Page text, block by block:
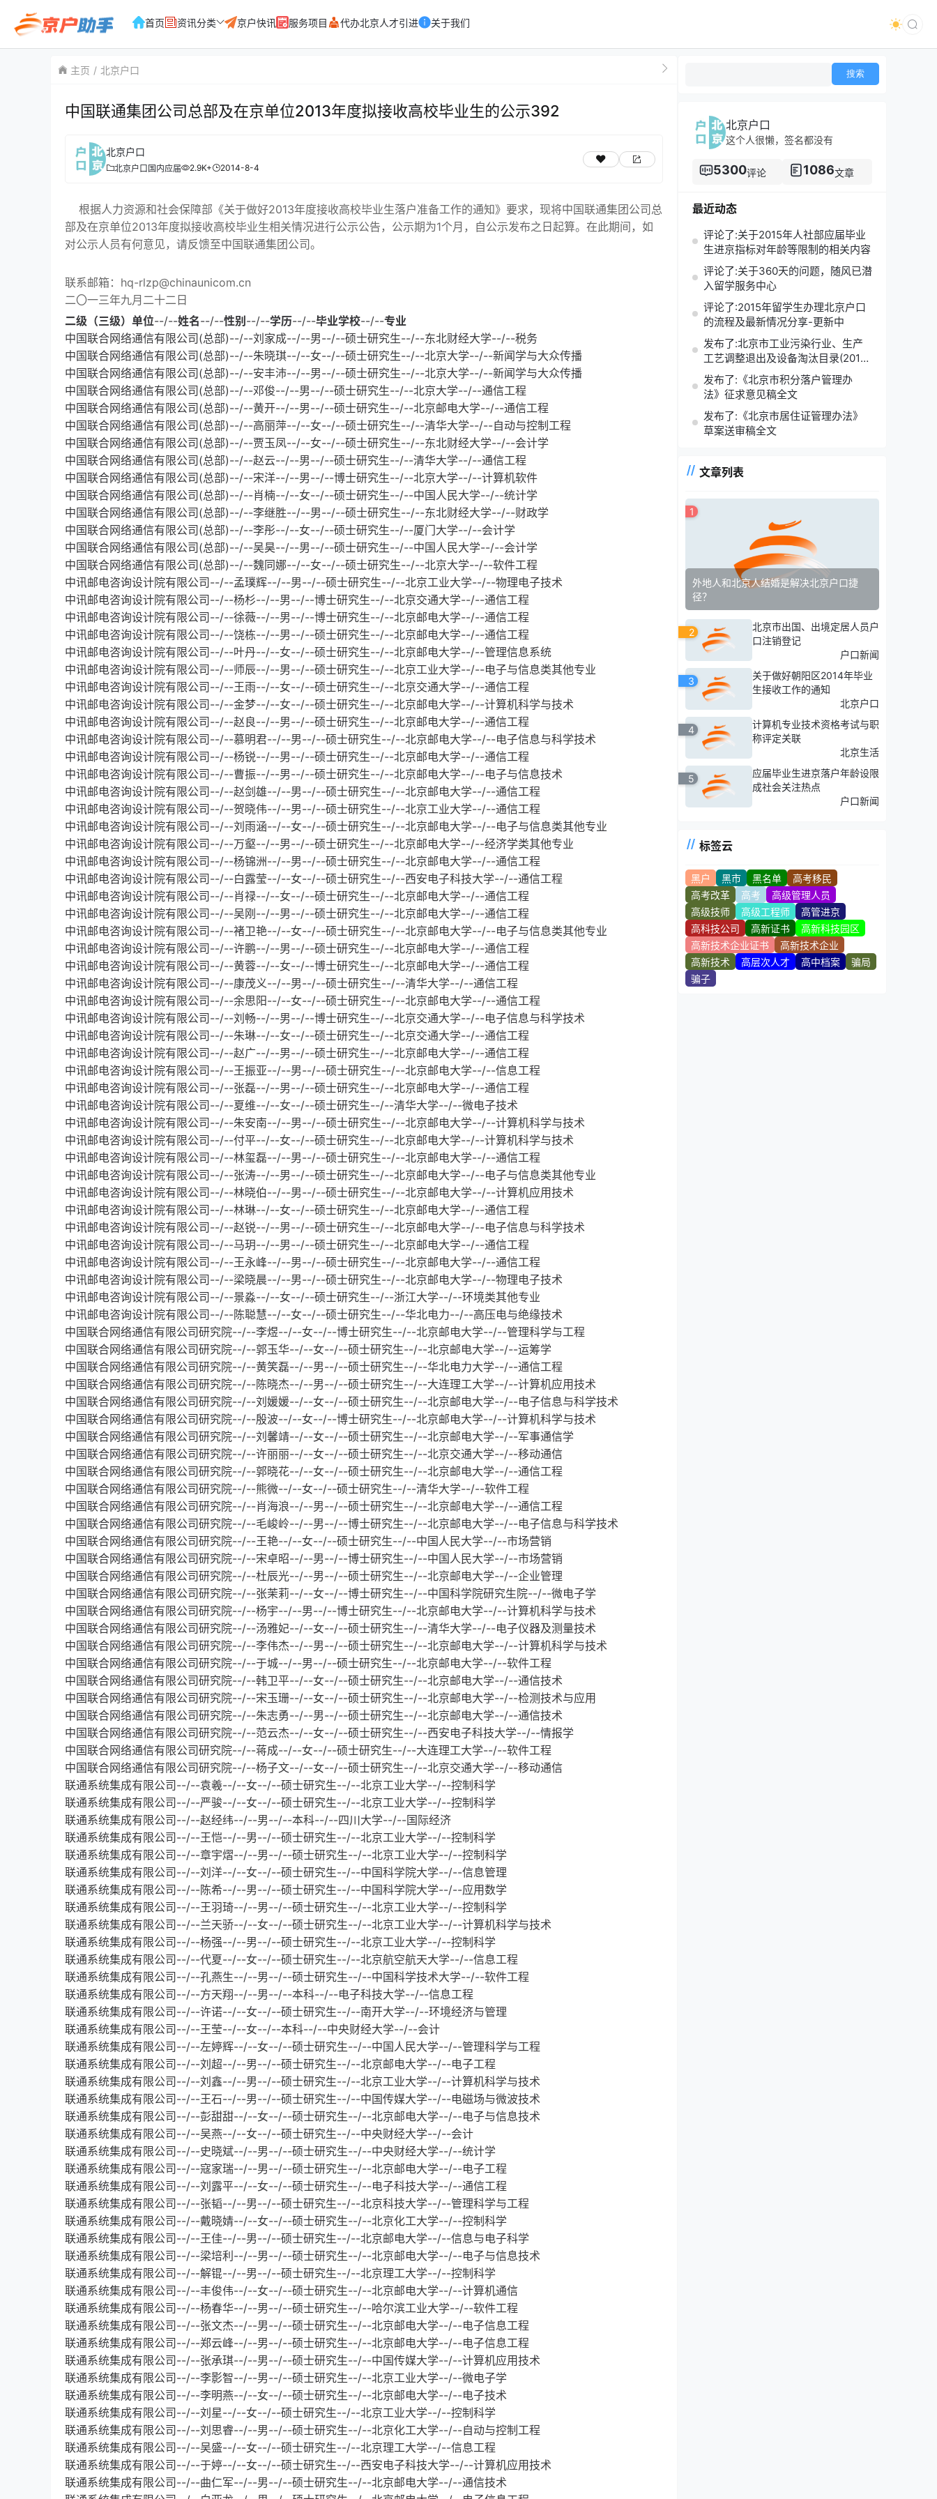
首页 资讯分类 京户快讯 服务项目 代办北京人才引进 关于我们
主页 北京户口
中国联通集团公司总部及在京单位2013年度拟接收高校毕业生的公示392
北京户口
北京户口 国内应届 2.9K+ 2014-8-4
根据人力资源和社会保障部《关于做好2013年度接收高校毕业生落户准备工作的通知》要求，现将中国联通集团公司总
部及在京单位2013年度拟接收高校毕业生相关情况进行公示公告，公示期为1个月，自公示发布之日起算。在此期间，如
对公示人员有何意见，请反馈至中国联通集团公司。
联系邮箱：hq-rlzp@chinaunicom.cn
二〇一三年九月二十二日
二级（三级）单位--/--姓名--/--性别 --/--学历--/--毕业学校--/--专业
中国联合网络通信有限公司(总部)--/--刘家成--/--男--/--硕士研究生--/--东北财经大学--/--税务
中国联合网络通信有限公司(总部)--/--朱晓琪--/--女--/--硕士研究生--/--北京大学--/--新闻学与大众传播
中国联合网络通信有限公司(总部)--/--安丰沛--/--男--/--硕士研究生--/--北京大学--/--新闻学与大众传播
中国联合网络通信有限公司(总部)--/--邓俊--/--男--/--硕士研究生--/--北京大学--/--通信工程
中国联合网络通信有限公司(总部)--/--黄开--/--男--/--硕士研究生--/--北京邮电大学--/--通信工程
中国联合网络通信有限公司(总部)--/--高丽萍--/--女--/--硕士研究生--/--清华大学--/--自动与控制工程
中国联合网络通信有限公司(总部)--/--贾玉凤--/--女--/--硕士研究生--/--东北财经大学--/--会计学
中国联合网络通信有限公司(总部)--/--赵云--/--男--/--硕士研究生--/--清华大学--/--通信工程
中国联合网络通信有限公司(总部)--/--宋洋--/--男--/--博士研究生--/--北京大学--/--计算机软件
中国联合网络通信有限公司(总部)--/--肖楠--/--女--/--硕士研究生--/--中国人民大学--/--统计学
中国联合网络通信有限公司(总部)--/--李继胜--/--男--/--硕士研究生--/--东北财经大学--/--财政学
中国联合网络通信有限公司(总部)--/--李彤--/--女--/--硕士研究生--/--厦门大学--/--会计学
中国联合网络通信有限公司(总部)--/--吴昊--/--男--/--硕士研究生--/--中国人民大学--/--会计学
中国联合网络通信有限公司(总部)--/--魏同娜--/--女--/--硕士研究生--/--北京大学--/--软件工程
中讯邮电咨询设计院有限公司--/--孟璞辉--/--男--/--硕士研究生--/--北京工业大学--/--物理电子技术
中讯邮电咨询设计院有限公司--/--杨杉--/--男--/--博士研究生--/--北京交通大学--/--通信工程
中讯邮电咨询设计院有限公司--/--徐薇--/--男--/--博士研究生--/--北京邮电大学--/--通信工程
中讯邮电咨询设计院有限公司--/--饶栋--/--男--/--硕士研究生--/--北京邮电大学--/--通信工程
中讯邮电咨询设计院有限公司--/--叶丹--/--女--/--硕士研究生--/--北京邮电大学--/--管理信息系统
中讯邮电咨询设计院有限公司--/--师辰--/--男--/--硕士研究生--/--北京工业大学--/--电子与信息类其他专业
中讯邮电咨询设计院有限公司--/--王雨--/--女--/--硕士研究生--/--北京交通大学--/--通信工程
中讯邮电咨询设计院有限公司--/--金梦--/--女--/--硕士研究生--/--北京邮电大学--/--计算机科学与技术
中讯邮电咨询设计院有限公司--/--赵良--/--男--/--硕士研究生--/--北京邮电大学--/--通信工程
中讯邮电咨询设计院有限公司--/--慕明君--/--男--/--硕士研究生--/--北京邮电大学--/--电子信息与科学技术
中讯邮电咨询设计院有限公司--/--杨锐--/--男--/--硕士研究生--/--北京邮电大学--/--通信工程
中讯邮电咨询设计院有限公司--/--曹振--/--男--/--硕士研究生--/--北京邮电大学--/--电子与信息技术
中讯邮电咨询设计院有限公司--/--赵剑雄--/--男--/--硕士研究生--/--北京邮电大学--/--通信工程
中讯邮电咨询设计院有限公司--/--贺晓伟--/--男--/--硕士研究生--/--北京工业大学--/--通信工程
中讯邮电咨询设计院有限公司--/--刘雨涵--/--女--/--硕士研究生--/--北京邮电大学--/--电子与信息类其他专业
中讯邮电咨询设计院有限公司--/--万壑--/--男--/--硕士研究生--/--北京邮电大学--/--经济学类其他专业
中讯邮电咨询设计院有限公司--/--杨锦洲--/--男--/--硕士研究生--/--北京邮电大学--/--通信工程
中讯邮电咨询设计院有限公司--/--白露莹--/--女--/--硕士研究生--/--西安电子科技大学--/--通信工程
中讯邮电咨询设计院有限公司--/--肖禄--/--女--/--硕士研究生--/--北京邮电大学--/--通信工程
中讯邮电咨询设计院有限公司--/--吴刚--/--男--/--硕士研究生--/--北京邮电大学--/--通信工程
中讯邮电咨询设计院有限公司--/--褚卫艳--/--女--/--硕士研究生--/--北京邮电大学--/--电子与信息类其他专业
中讯邮电咨询设计院有限公司--/--许鹏--/--男--/--硕士研究生--/--北京邮电大学--/--通信工程
中讯邮电咨询设计院有限公司--/--黄蓉--/--女--/--博士研究生--/--北京邮电大学--/--通信工程
中讯邮电咨询设计院有限公司--/--康茂义--/--男--/--硕士研究生--/--清华大学--/--通信工程
中讯邮电咨询设计院有限公司--/--余思阳--/--女--/--硕士研究生--/--北京邮电大学--/--通信工程
中讯邮电咨询设计院有限公司--/--刘畅--/--男--/--博士研究生--/--北京交通大学--/--电子信息与科学技术
中讯邮电咨询设计院有限公司--/--朱琳--/--女--/--硕士研究生--/--北京交通大学--/--通信工程
中讯邮电咨询设计院有限公司--/--赵广--/--男--/--硕士研究生--/--北京邮电大学--/--通信工程
中讯邮电咨询设计院有限公司--/--王振亚--/--男--/--硕士研究生--/--北京邮电大学--/--信息工程
中讯邮电咨询设计院有限公司--/--张磊--/--男--/--硕士研究生--/--北京邮电大学--/--通信工程
中讯邮电咨询设计院有限公司--/--夏维--/--女--/--硕士研究生--/--清华大学--/--微电子技术
中讯邮电咨询设计院有限公司--/--朱安南--/--男--/--硕士研究生--/--北京邮电大学--/--计算机科学与技术
中讯邮电咨询设计院有限公司--/--付平--/--女--/--硕士研究生--/--北京邮电大学--/--计算机科学与技术
中讯邮电咨询设计院有限公司--/--林玺磊--/--男--/--硕士研究生--/--北京邮电大学--/--通信工程
中讯邮电咨询设计院有限公司--/--张涛--/--男--/--硕士研究生--/--北京邮电大学--/--电子与信息类其他专业
中讯邮电咨询设计院有限公司--/--林晓伯--/--男--/--硕士研究生--/--北京邮电大学--/--计算机应用技术
中讯邮电咨询设计院有限公司--/--林琳--/--女--/--硕士研究生--/--北京邮电大学--/--通信工程
中讯邮电咨询设计院有限公司--/--赵锐--/--男--/--硕士研究生--/--北京邮电大学--/--电子信息与科学技术
中讯邮电咨询设计院有限公司--/--马玥--/--男--/--硕士研究生--/--北京邮电大学--/--通信工程
中讯邮电咨询设计院有限公司--/--王永峰--/--男--/--硕士研究生--/--北京邮电大学--/--通信工程
中讯邮电咨询设计院有限公司--/--梁晓晨--/--男--/--硕士研究生--/--北京邮电大学--/--物理电子技术
中讯邮电咨询设计院有限公司--/--景淼--/--女--/--硕士研究生--/--浙江大学--/--环境类其他专业
中讯邮电咨询设计院有限公司--/--陈聪慧--/--女--/--硕士研究生--/--华北电力--/--高压电与绝缘技术
中国联合网络通信有限公司研究院--/--李煜--/--女--/--博士研究生--/--北京邮电大学--/--管理科学与工程
中国联合网络通信有限公司研究院--/--郭玉华--/--女--/--硕士研究生--/--北京邮电大学--/--运筹学
中国联合网络通信有限公司研究院--/--黄笑磊--/--男--/--硕士研究生--/--华北电力大学--/--通信工程
中国联合网络通信有限公司研究院--/--陈晓杰--/--男--/--硕士研究生--/--大连理工大学--/--计算机应用技术
中国联合网络通信有限公司研究院--/--刘媛媛--/--女--/--硕士研究生--/--北京邮电大学--/--电子信息与科学技术
中国联合网络通信有限公司研究院--/--殷波--/--女--/--博士研究生--/--北京邮电大学--/--计算机科学与技术
中国联合网络通信有限公司研究院--/--刘馨靖--/--女--/--硕士研究生--/--北京邮电大学--/--军事通信学
中国联合网络通信有限公司研究院--/--许丽丽--/--女--/--硕士研究生--/--北京交通大学--/--移动通信
中国联合网络通信有限公司研究院--/--郭晓花--/--女--/--硕士研究生--/--北京邮电大学--/--通信工程
中国联合网络通信有限公司研究院--/--熊微--/--女--/--硕士研究生--/--清华大学--/--软件工程
中国联合网络通信有限公司研究院--/--肖海浪--/--男--/--硕士研究生--/--北京邮电大学--/--通信工程
中国联合网络通信有限公司研究院--/--毛峻岭--/--男--/--博士研究生--/--北京邮电大学--/--电子信息与科学技术
中国联合网络通信有限公司研究院--/--王艳--/--女--/--硕士研究生--/--中国人民大学--/--市场营销
中国联合网络通信有限公司研究院--/--宋卓昭--/--男--/--博士研究生--/--中国人民大学--/--市场营销
中国联合网络通信有限公司研究院--/--杜辰光--/--男--/--硕士研究生--/--北京邮电大学--/--企业管理
中国联合网络通信有限公司研究院--/--张茉莉--/--女--/--博士研究生--/--中国科学院研究生院--/--微电子学
中国联合网络通信有限公司研究院--/--杨宇--/--男--/--博士研究生--/--北京邮电大学--/--计算机科学与技术
中国联合网络通信有限公司研究院--/--汤雅妃--/--女--/--硕士研究生--/--清华大学--/--电子仪器及测量技术
中国联合网络通信有限公司研究院--/--李伟杰--/--男--/--硕士研究生--/--北京邮电大学--/--计算机科学与技术
中国联合网络通信有限公司研究院--/--于城--/--男--/--硕士研究生--/--北京邮电大学--/--软件工程
中国联合网络通信有限公司研究院--/--韩卫平--/--女--/--硕士研究生--/--北京邮电大学--/--通信技术
中国联合网络通信有限公司研究院--/--宋玉珊--/--女--/--硕士研究生--/--北京邮电大学--/--检测技术与应用
中国联合网络通信有限公司研究院--/--朱志勇--/--男--/--硕士研究生--/--北京邮电大学--/--通信技术
中国联合网络通信有限公司研究院--/--范云杰--/--女--/--硕士研究生--/--西安电子科技大学--/--情报学
中国联合网络通信有限公司研究院--/--蒋成--/--女--/--硕士研究生--/--大连理工大学--/--软件工程
中国联合网络通信有限公司研究院--/--杨子文--/--女--/--硕士研究生--/--北京交通大学--/--移动通信
联通系统集成有限公司--/--袁羲--/--女--/--硕士研究生--/--北京工业大学--/--控制科学
联通系统集成有限公司--/--严骏--/--女--/--硕士研究生--/--北京工业大学--/--控制科学
联通系统集成有限公司--/--赵经纬--/--男--/--本科--/--四川大学--/--国际经济
联通系统集成有限公司--/--王恺--/--男--/--硕士研究生--/--北京工业大学--/--控制科学
联通系统集成有限公司--/--章宇熠--/--男--/--硕士研究生--/--北京工业大学--/--控制科学
联通系统集成有限公司--/--刘洋--/--女--/--硕士研究生--/--中国科学院大学--/--信息管理
联通系统集成有限公司--/--陈希--/--男--/--硕士研究生--/--中国科学院大学--/--应用数学
联通系统集成有限公司--/--王羽琦--/--男--/--硕士研究生--/--北京工业大学--/--控制科学
联通系统集成有限公司--/--兰天骄--/--女--/--硕士研究生--/--北京工业大学--/--计算机科学与技术
联通系统集成有限公司--/--杨强--/--男--/--硕士研究生--/--北京工业大学--/--控制科学
联通系统集成有限公司--/--代夏--/--女--/--硕士研究生--/--北京航空航天大学--/--信息工程
联通系统集成有限公司--/--孔燕生--/--男--/--硕士研究生--/--中国科学技术大学--/--软件工程
联通系统集成有限公司--/--方天翔--/--男--/--本科--/--电子科技大学--/--信息工程
联通系统集成有限公司--/--许诺--/--女--/--硕士研究生--/--南开大学--/--环境经济与管理
联通系统集成有限公司--/--王莹--/--女--/--本科--/--中央财经大学--/--会计
联通系统集成有限公司--/--左婷辉--/--女--/--硕士研究生--/--中国人民大学--/--管理科学与工程
联通系统集成有限公司--/--刘超--/--男--/--硕士研究生--/--北京邮电大学--/--电子工程
联通系统集成有限公司--/--刘鑫--/--男--/--硕士研究生--/--北京工业大学--/--计算机科学与技术
联通系统集成有限公司--/--王石--/--男--/--硕士研究生--/--中国传媒大学--/--电磁场与微波技术
联通系统集成有限公司--/--彭甜甜--/--女--/--硕士研究生--/--北京邮电大学--/--电子与信息技术
联通系统集成有限公司--/--吴燕--/--女--/--硕士研究生--/--中央财经大学--/--会计
联通系统集成有限公司--/--史晓斌--/--男--/--硕士研究生--/--中央财经大学--/--统计学
联通系统集成有限公司--/--寇家瑞--/--男--/--硕士研究生--/--北京邮电大学--/--电子工程
联通系统集成有限公司--/--刘露平--/--女--/--硕士研究生--/--电子科技大学--/--通信工程
联通系统集成有限公司--/--张韬--/--男--/--硕士研究生--/--北京科技大学--/--管理科学与工程
联通系统集成有限公司--/--戴晓婧--/--女--/--硕士研究生--/--北京化工大学--/--控制科学
联通系统集成有限公司--/--王佳--/--男--/--硕士研究生--/--北京邮电大学--/--信息与电子科学
联通系统集成有限公司--/--梁培利--/--男--/--硕士研究生--/--北京邮电大学--/--电子与信息技术
联通系统集成有限公司--/--解锟--/--男--/--硕士研究生--/--北京理工大学--/--控制科学
联通系统集成有限公司--/--丰俊伟--/--女--/--硕士研究生--/--北京邮电大学--/--计算机通信
联通系统集成有限公司--/--杨春华--/--男--/--硕士研究生--/--哈尔滨工业大学--/--软件工程
联通系统集成有限公司--/--张文杰--/--男--/--硕士研究生--/--北京邮电大学--/--电子信息工程
联通系统集成有限公司--/--郑云峰--/--男--/--硕士研究生--/--北京邮电大学--/--电子信息工程
联通系统集成有限公司--/--张承琪--/--男--/--硕士研究生--/--中国传媒大学--/--计算机应用技术
联通系统集成有限公司--/--李影智--/--男--/--硕士研究生--/--北京工业大学--/--微电子学
联通系统集成有限公司--/--李明燕--/--女--/--硕士研究生--/--北京邮电大学--/--电子技术
联通系统集成有限公司--/--刘星--/--女--/--硕士研究生--/--北京工业大学--/--控制科学
联通系统集成有限公司--/--刘思睿--/--男--/--硕士研究生--/--北京化工大学--/--自动与控制工程
联通系统集成有限公司--/--吴盛--/--女--/--硕士研究生--/--北京理工大学--/--信息工程
联通系统集成有限公司--/--于婷--/--女--/--硕士研究生--/--西安电子科技大学--/--计算机应用技术
联通系统集成有限公司--/--曲仁军--/--男--/--硕士研究生--/--北京邮电大学--/--通信技术
北京户口
这个人很懒，签名都没有
5300评论 1086文章
最近动态
评论了:关于2015年人社部应届毕业
生进京指标对年龄等限制的相关内容
评论了:关于360天的问题，随风已潜
入留学服务中心
评论了:2015年留学生办理北京户口
的流程及最新情况分享-更新中
发布了:北京市工业污染行业、生产
工艺调整退出及设备淘汰目录(2014
年版)
发布了:《北京市积分落户管理办
法》征求意见稿全文
发布了:《北京市居住证管理办法》
草案送审稿全文
文章列表
1
外地人和北京人结婚是解决北京户口捷
径？
2
北京市出国、出境定居人员户
口注销登记
户口新闻
3
关于做好朝阳区2014年毕业
生接收工作的通知
北京户口
4
计算机专业技术资格考试与职
称评定关联
北京生活
5
应届毕业生进京落户年龄设限
成社会关注热点
户口新闻
标签云
黑户 黑市 黑名单
高考移民
高考改革
高考
高级管理人员
高级技师
高级工程师
高管进京
高科技公司
高新证书
高新科技园区
高新技术企业证书
高新技术企业
高新技术
高层次人才 高中档案
骗局
骗子